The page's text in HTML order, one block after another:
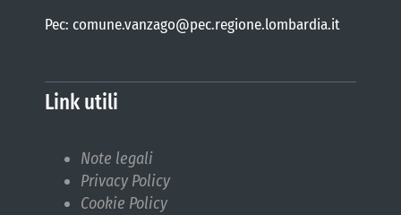
Pec: comune.vanzago@pec.regione.lombardia.it
Link utili
Note legali
Privacy Policy
Cookie Policy